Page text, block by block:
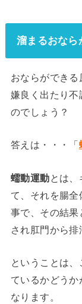
溜まるおなら
おならができ
嫌良く出たり不
のでしょう？
答えは・・・「
蠕動運動 とは
て、それを腸
事で、その結果
され肛門から排
ということは、
ているかどう
なります。